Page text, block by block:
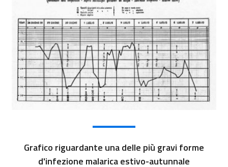
Grafico riguardante una delle più gravi forme
d'infezione malarica estivo-autunnale